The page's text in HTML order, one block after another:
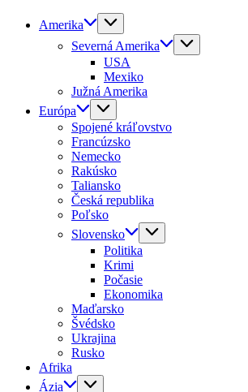
Amerika
Severná Amerika
USA
Mexiko
Južná Amerika
Európa
Spojené kráľovstvo
Francúzsko
Nemecko
Rakúsko
Taliansko
Česká republika
Poľsko
Slovensko
Politika
Krimi
Počasie
Ekonomika
Maďarsko
Švédsko
Ukrajina
Rusko
Afrika
Ázia